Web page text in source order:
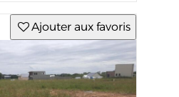
Ajouter aux favoris